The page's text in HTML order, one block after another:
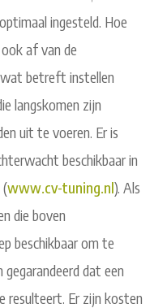
ingesteld. Hoe
af van de
betreft instellen
langskomen zijn
uit te voeren. Er is
beschikbaar in
(www.cv-tuning.nl). Als
die boven
beschikbaar om te
gegarandeerd dat een
resulteert. Er zijn kosten